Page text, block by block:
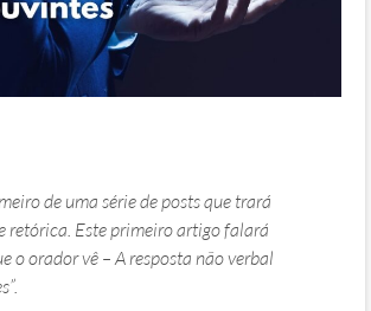
de uma série de posts que trará
retórica. Este primeiro artigo falará
o orador vê – A resposta não verbal